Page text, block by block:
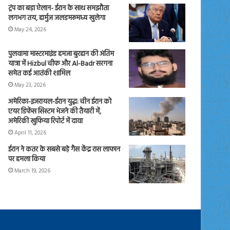
ट्रंप का बड़ा ऐलान- ईरान के साथ समझौता
लगभग तय, हार्मुज जलडमरूमध्य खुलेगा
May 24, 2026
पुलवामा मास्टरमाइंड हमजा बुरहान की अंतिम
यात्रा में Hizbul चीफ और Al-Badr सरगना
समेत कई आतंकी शामिल
May 23, 2026
अमेरिका-इजरायल-ईरान युद्ध: चीन ईरान को
एयर डिफेंस सिस्टम भेजने की तैयारी में,
अमेरिकी खुफिया रिपोर्ट में दावा
April 11, 2026
ईरान ने कतर के सबसे बड़े गैस केंद्र रास लाफान
पर हमला किया
March 19, 2026